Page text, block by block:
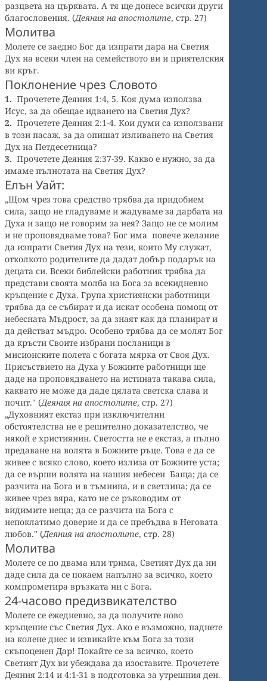
разцвета на църквата. А тя ще донесе всички други
благословения. (Деяния на апостолите, стр. 27)
Молитва
Молете се заедно Бог да изпрати дара на Светия
Дух на всеки член на семейството ви и приятелския
ви кръг.
Поклонение чрез Словото
1. Прочетете Деяния 1:4, 5. Коя дума използва
Исус, за да обещае идването на Светия Дух?
2. Прочетете Деяния 2:1-4. Кои думи са използвани
в този пасаж, за да опишат изливането на Светия
Дух на Петдесетница?
3. Прочетете Деяния 2:37-39. Какво е нужно, за да
имаме пълнотата на Светия Дух?
Елън Уайт:
„Щом чрез това средство трябва да придобием
сила, защо не гладуваме и жадуваме за дарбата на
Духа и защо не говорим за нея? Защо не се молим
и не проповядваме това? Бог има повече желание
да изпрати Светия Дух на тези, които Му служат,
отколкото родителите да дадат добър подарък на
децата си. Всеки библейски работник трябва да
представи своята молба на Бога за всекидневно
кръщение с Духа. Група християнски работници
трябва да се събират и да искат особена помощ от
небесната Мъдрост, за да знаят как да планират и
да действат мъдро. Особено трябва да се молят Бог
да кръсти Своите избрани посланици в
мисионските полета с богата мярка от Своя Дух.
Присъствието на Духа у Божиите работници ще
даде на проповядването на истината такава сила,
каквато не може да даде цялата светска слава и
почит." (Деяния на апостолите, стр. 27)
„Духовният екстаз при изключителни
обстоятелства не е решително доказателство, че
някой е християнин. Светостта не е екстаз, а пълно
предаване на волята в Божиите ръце. Това е да се
живее с всяко слово, което излиза от Божиите уста;
да се върши волята на нашия небесен Баща; да се
разчита на Бога и в тъмнина, и в светлина; да се
живее чрез вяра, като не се ръководим от
видимите неща; да се разчита на Бога с
непоклатимо доверие и да се пребъдва в Неговата
любов." (Деяния на апостолите, стр. 28)
Молитва
Молете се по двама или трима, Светият Дух да ни
даде сила да се покаем напълно за всичко, което
компрометира връзката ни с Бога.
24-часово предизвикателство
Молете се ежедневно, за да получите ново
кръщение със Светия Дух. Ако е възможно, паднете
на колене днес и извикайте към Бога за този
скъпоценен Дар! Покайте се за всичко, което
Светият Дух ви убеждава да изоставите. Прочетете
Деяния 2:14 и 4:1-31 в подготовка за утрешния ден.